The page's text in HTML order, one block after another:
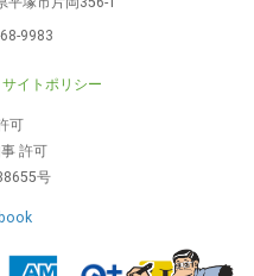
9983
サイトポリシー
可
許可
号